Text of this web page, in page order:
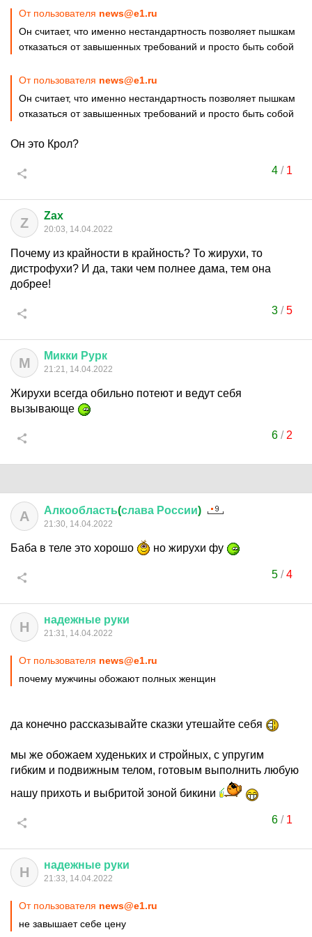
От пользователя news@e1.ru
Он считает, что именно нестандартность позволяет пышкам
отказаться от завышенных требований и просто быть собой
От пользователя news@e1.ru
Он считает, что именно нестандартность позволяет пышкам
отказаться от завышенных требований и просто быть собой
Он это Крол?
4/ 1
Z Zax
20:03, 14.04.2022
Почему из крайности в крайность? То жирухи, то
дистрофухи? И да, таки чем полнее дама, тем она
добрее!
3/5
М Микки Рурк
21:21, 14.04.2022
Жирухи всегда обильно потеют и ведут себя
вызывающе
6/ 2
А Алкообласть(слава России)
21:30, 14.04.2022
Баба в теле это хорошо но жирухи фу
5/4
Н надежные руки
21:31, 14.04.2022
От пользователя news@e1.ru
почему мужчины обожают полных женщин
да конечно рассказывайте сказки утешайте себя
мы же обожаем худеньких и стройных, с упругим
гибким и подвижным телом, готовым выполнить любую
нашу прихоть и выбритой зоной бикини
6/ 1
Н надежные руки
21:33, 14.04.2022
От пользователя news@e1.ru
не завышает себе цену